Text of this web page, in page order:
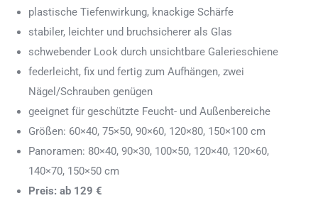
plastische Tiefenwirkung, knackige Schärfe
stabiler, leichter und bruchsicherer als Glas
schwebender Look durch unsichtbare Galerieschiene
federleicht, fix und fertig zum Aufhängen, zwei
Nägel/Schrauben genügen
geeignet für geschützte Feucht- und Außenbereiche
Größen: 60×40, 75×50, 90×60, 120×80, 150×100 cm
Panoramen: 80×40, 90×30, 100×50, 120×40, 120×60,
140×70, 150×50 cm
Preis: ab 129 €